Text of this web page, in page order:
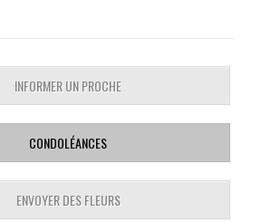
INFORMER UN PROCHE
CONDOLÉANCES
ENVOYER DES FLEURS